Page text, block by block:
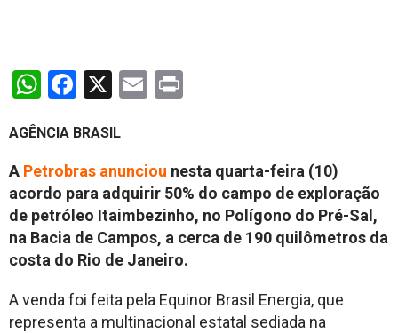
WhatsApp
Facebook
X Email
AGÊNCIA BRASIL
A Petrobras anunciou nesta quarta-feira (10)
acordo para adquirir 50% do campo de exploração
de petróleo Itaimbezinho, no Polígono do Pré-Sal,
na Bacia de Campos, a cerca de 190 quilômetros da
costa do Rio de Janeiro.
A venda foi feita pela Equinor Brasil Energia, que
representa a multinacional estatal sediada na